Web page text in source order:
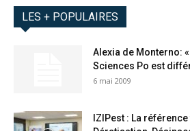
LES + POPULAIRES
Alexia de Monterno:
Sciences Po est
6 mai 2009
IZIPest : La